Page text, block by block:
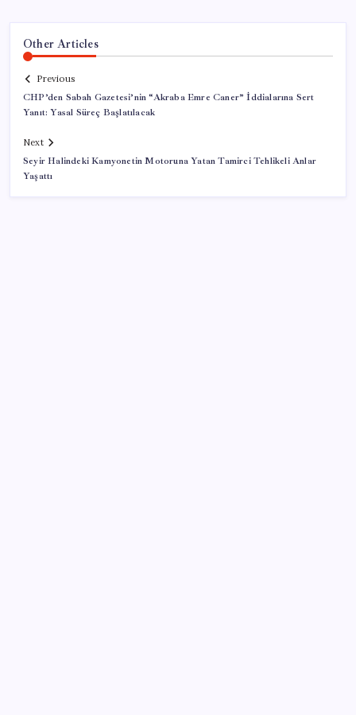
Other Articles
Previous
CHP’den Sabah Gazetesi’nin “Akraba Emre Caner” İddialarına Sert
Yanıt: Yasal Süreç Başlatılacak
Next
Seyir Halindeki Kamyonetin Motoruna Yatan Tamirci Tehlikeli Anlar
Yaşattı